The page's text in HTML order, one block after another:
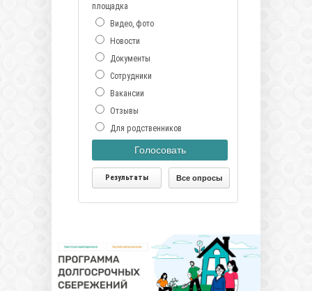
площадка
Видео, фото
Новости
Документы
Сотрудники
Вакансии
Отзывы
Для родственников
Голосовать
Результаты Все опросы